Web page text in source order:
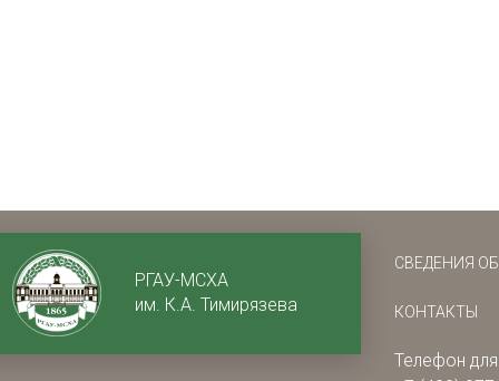
РГАУ-МСХА
им. К.А. Тимирязева
СВЕДЕНИЯ
КОНТАКТЫ
Телефон